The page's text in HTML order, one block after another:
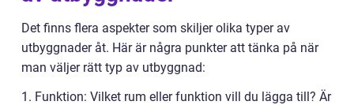
Det finns flera aspekter som skiljer olika typer av
utbyggnader åt. Här är några punkter att tänka på när
man väljer rätt typ av utbyggnad:
1. Funktion: Vilket rum eller funktion vill du lägga till? Är